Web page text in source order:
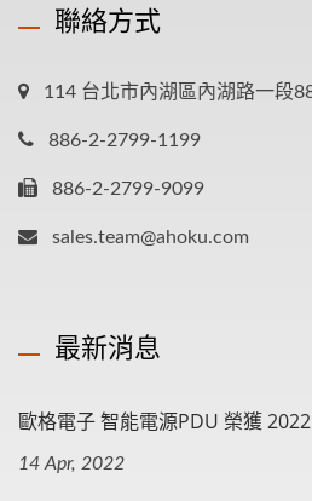
聯絡方式
114 台北市內湖區內湖路一段
886-2-2799-1199
886-2-2799-9099
sales.team@ahoku.com
最新消息
歐格電子 智能電源PDU 榮獲
14 Apr, 2022